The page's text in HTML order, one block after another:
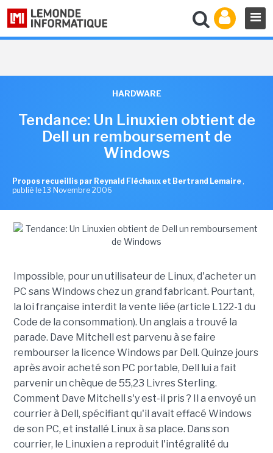
HARDWARE
Tendance: Un Linuxien obtient de
Dell un remboursement de
Windows
Propos recueillis par Reynald Fléchaux et Bertrand Lemaire ,
publié le 13 Novembre 2006
Impossible, pour un utilisateur de Linux, d'acheter un
PC sans Windows chez un grand fabricant. Pourtant,
la loi française interdit la vente liée (article L122-1 du
Code de la consommation). Un anglais a trouvé la
parade. Dave Mitchell est parvenu à se faire
rembourser la licence Windows par Dell. Quinze jours
après avoir acheté son PC portable, Dell lui a fait
parvenir un chèque de 55,23 Livres Sterling.
Comment Dave Mitchell s'y est-il pris ? Il a envoyé un
courrier à Dell, spécifiant qu'il avait effacé Windows
de son PC, et installé Linux à sa place. Dans son
courrier, le Linuxien a reproduit l'intégralité du